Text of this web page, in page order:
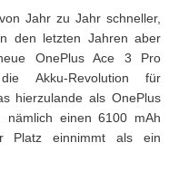
Jahr zu Jahr schneller,
den letzten Jahren aber
OnePlus Ace 3 Pro
Akku-Revolution für
hierzulande als OnePlus
nämlich einen 6100 mAh
Platz einnimmt als ein